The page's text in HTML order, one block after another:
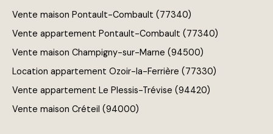
Vente maison Pontault-Combault (77340)
Vente appartement Pontault-Combault (77340)
Vente maison Champigny-sur-Marne (94500)
Location appartement Ozoir-la-Ferrière (77330)
Vente appartement Le Plessis-Trévise (94420)
Vente maison Créteil (94000)